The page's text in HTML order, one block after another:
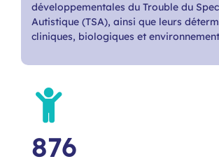
développementales du Trouble du
Autistique (TSA), ainsi que leurs
cliniques, biologiques et
876